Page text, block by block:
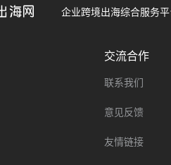
企业跨境出海综合服务平
交流合作
联系我们
意见反馈
友情链接